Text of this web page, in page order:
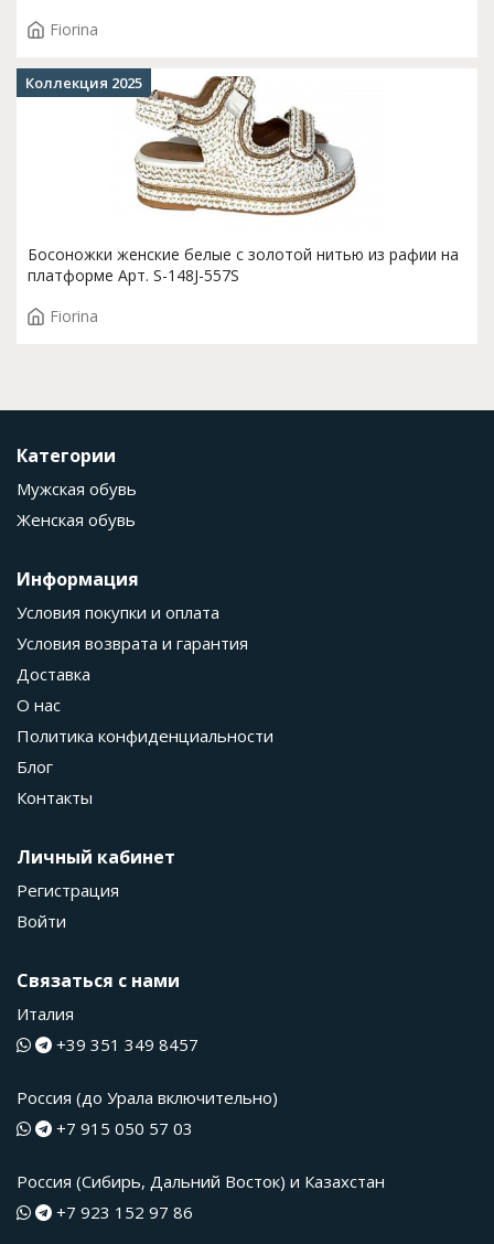
Fiorina
Босоножки женские белые с золотой нитью из рафии на
платформе Арт. S-148J-557S
Fiorina
Коллекция 2025
Категории
Мужская обувь
Женская обувь
Информация
Условия покупки и оплата
Условия возврата и гарантия
Доставка
О нас
Политика конфиденциальности
Блог
Контакты
Личный кабинет
Регистрация
Войти
Связаться с нами
Италия
+39 351 349 8457
Россия (до Урала включительно)
+7 915 050 57 03
Россия (Сибирь, Дальний Восток) и Казахстан
+7 923 152 97 86